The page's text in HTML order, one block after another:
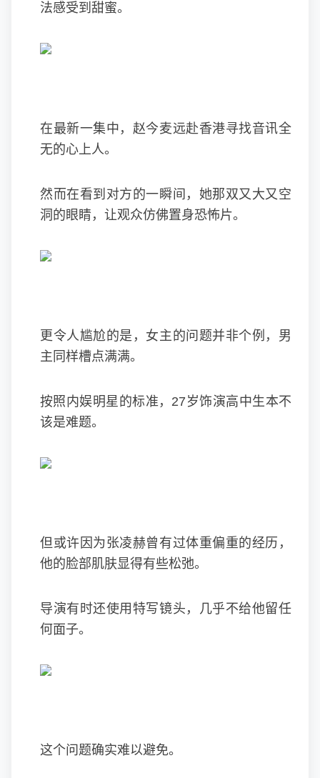
法感受到甜蜜。
在最新一集中，赵今麦远赴香港寻找音讯全
无的心上人。
然而在看到对方的一瞬间，她那双又大又空
洞的眼睛，让观众仿佛置身恐怖片。
更令人尴尬的是，女主的问题并非个例，男
主同样槽点满满。
按照内娱明星的标准，27岁饰演高中生本不
该是难题。
但或许因为张凌赫曾有过体重偏重的经历，
他的脸部肌肤显得有些松弛。
导演有时还使用特写镜头，几乎不给他留任
何面子。
这个问题确实难以避免。